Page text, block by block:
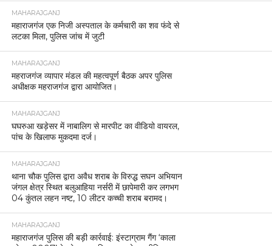
MAHARAJGANJ
महाराजगंज एक निजी अस्पताल के कर्मचारी का शव फंदे से
लटका मिला, पुलिस जांच में जुटी
MAHARAJGANJ
महराजगंज व्यापार मंडल की महत्वपूर्ण बैठक अपर पुलिस
अधीक्षक महराजगंज द्वारा आयोजित।
MAHARAJGANJ
घघरुआ खड़ेसर में नाबालिग से मारपीट का वीडियो वायरल,
पांच के खिलाफ मुकदमा दर्ज।
MAHARAJGANJ
थाना चौक पुलिस द्वारा अवैध शराब के विरुद्ध सघन अभियान
जंगल क्षेत्र स्थित बलुआहिया नर्सरी में छापेमारी कर लगभग
04 कुंतल लहन नष्ट, 10 लीटर कच्ची शराब बरामद।
MAHARAJGANJ
महाराजगंज पुलिस की बड़ी कार्रवाई: इंस्टाग्राम गैंग ‘काला